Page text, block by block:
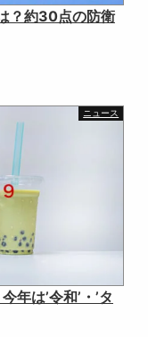
？約30点の防衛
ニュース
年は’令和’・’タ